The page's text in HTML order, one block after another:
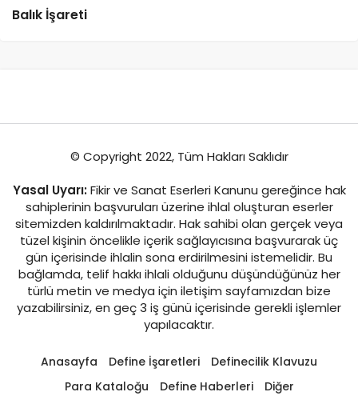
Balık İşareti
© Copyright 2022, Tüm Hakları Saklıdır
Yasal Uyarı:Fikir ve Sanat Eserleri Kanunu gereğince hak
sahiplerinin başvuruları üzerine ihlal oluşturan eserler
sitemizden kaldırılmaktadır. Hak sahibi olan gerçek veya
tüzel kişinin öncelikle içerik sağlayıcısına başvurarak üç
gün içerisinde ihlalin sona erdirilmesini istemelidir. Bu
bağlamda, telif hakkı ihlali olduğunu düşündüğünüz her
türlü metin ve medya için iletişim sayfamızdan bize
yazabilirsiniz, en geç 3 iş günü içerisinde gerekli işlemler
yapılacaktır.
Anasayfa Define İşaretleri
Definecilik Klavuzu
Para Kataloğu
Define Haberleri Diğer